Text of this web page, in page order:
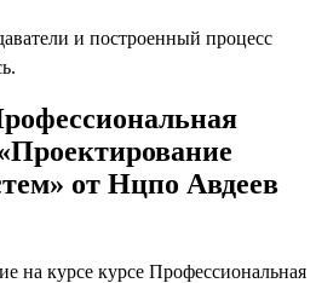
и построенный процесс
от Нцпо Авдеев
на курсе курсе Профессиональная